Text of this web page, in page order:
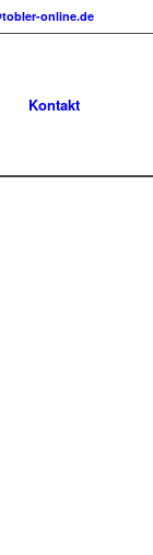
online.de
Kontakt